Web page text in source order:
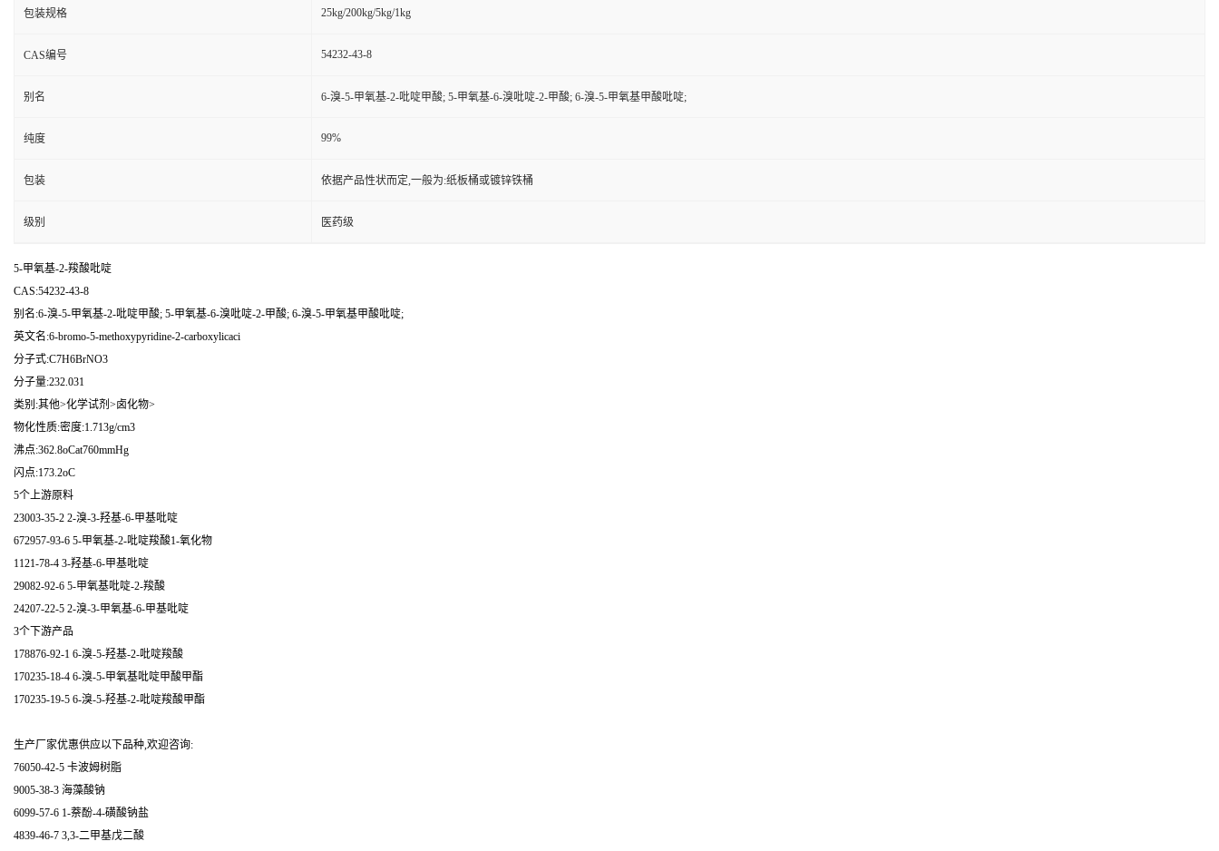
包装规格 25kg/200kg/5kg/1kg
CAS编号 54232-43-8
别名 6-溴-5-甲氧基-2-吡啶甲酸; 5-甲氧基-6-溴吡啶-2-甲酸; 6-溴-5-甲氧基甲酸吡啶;
纯度 99%
包装 依据产品性状而定,一般为:纸板桶或镀锌铁桶
级别 医药级
5-甲氧基-2-羧酸吡啶
CAS:54232-43-8
别名:6-溴-5-甲氧基-2-吡啶甲酸; 5-甲氧基-6-溴吡啶-2-甲酸; 6-溴-5-甲氧基甲酸吡啶;
英文名:6-bromo-5-methoxypyridine-2-carboxylicaci
分子式:C7H6BrNO3
分子量:232.031
类别:其他>化学试剂>卤化物>
物化性质:密度:1.713g/cm3
沸点:362.8oCat760mmHg
闪点:173.2oC
5个上游原料
23003-35-2 2-溴-3-羟基-6-甲基吡啶
672957-93-6 5-甲氧基-2-吡啶羧酸1-氧化物
1121-78-4 3-羟基-6-甲基吡啶
29082-92-6 5-甲氧基吡啶-2-羧酸
24207-22-5 2-溴-3-甲氧基-6-甲基吡啶
3个下游产品
178876-92-1 6-溴-5-羟基-2-吡啶羧酸
170235-18-4 6-溴-5-甲氧基吡啶甲酸甲酯
170235-19-5 6-溴-5-羟基-2-吡啶羧酸甲酯
生产厂家优惠供应以下品种,欢迎咨询:
76050-42-5 卡波姆树脂
9005-38-3 海藻酸钠
6099-57-6 1-萘酚-4-磺酸钠盐
4839-46-7 3,3-二甲基戊二酸